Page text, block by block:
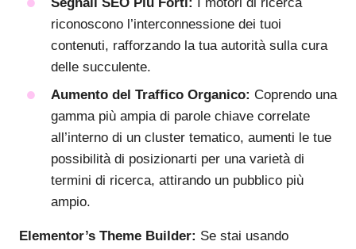
riconoscono l’interconnessione dei tuoi
contenuti, rafforzando la tua autorità sulla cura
delle succulente.
Aumento del Traffico Organico: Coprendo una
gamma più ampia di parole chiave correlate
all’interno di un cluster tematico, aumenti le tue
possibilità di posizionarti per una varietà di
termini di ricerca, attirando un pubblico più
ampio.
Elementor’s Theme Builder: Se stai usando